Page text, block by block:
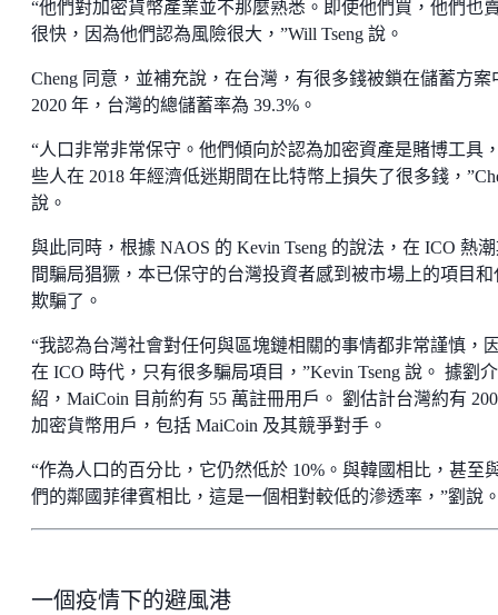
“他們對加密貨幣產業並不那麼熟悉。即使他們買，他們也
很快，因為他們認為風險很大，”Will Tseng 說。
Cheng 同意，並補充說，在台灣，有很多錢被鎖在儲蓄方案
2020 年，台灣的總儲蓄率為 39.3%。
“人口非常非常保守。他們傾向於認為加密資產是賭博工具
些人在 2018 年經濟低迷期間在比特幣上損失了很多錢，
說。
與此同時，根據 NAOS 的 Kevin Tseng 的說法，在 ICO 熱
間騙局猖獗，本已保守的台灣投資者感到被市場上的項目和
欺騙了。
“我認為台灣社會對任何與區塊鏈相關的事情都非常謹慎，
在 ICO 時代，只有很多騙局項目，”Kevin Tseng 說。 據劉介
紹，MaiCoin 目前約有 55 萬註冊用戶。 劉估計台灣約有
加密貨幣用戶，包括 MaiCoin 及其競爭對手。
“作為人口的百分比，它仍然低於 10%。與韓國相比，甚至
們的鄰國菲律賓相比，這是一個相對較低的滲透率，”劉說
一個疫情下的避風港